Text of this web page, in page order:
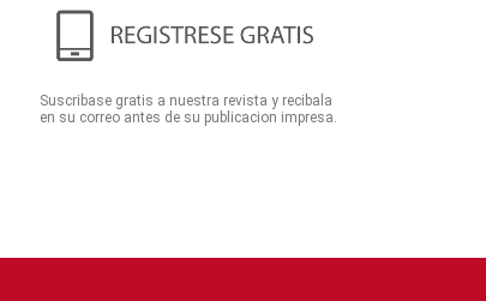
Suscribase gratis a nuestra revista y recibala
en su correo antes de su publicacion impresa.